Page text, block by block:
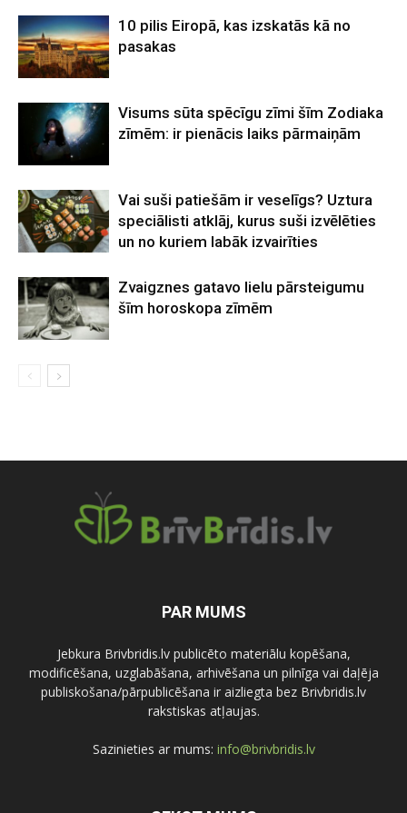
10 pilis Eiropā, kas izskatās kā no
pasakas
Visums sūta spēcīgu zīmi šīm Zodiaka
zīmēm: ir pienācis laiks pārmaiņām
Vai suši patiešām ir veselīgs? Uztura
speciālisti atklāj, kurus suši izvēlēties
un no kuriem labāk izvairīties
Zvaigznes gatavo lielu pārsteigumu
šīm horoskopa zīmēm
PAR MUMS
Jebkura Brivbridis.lv publicēto materiālu kopēšana,
modificēšana, uzglabāšana, arhivēšana un pilnīga vai daļēja
publiskošana/pārpublicēšana ir aizliegta bez Brivbridis.lv
rakstiskas atļaujas.
Sazinieties ar mums: info@brivbridis.lv